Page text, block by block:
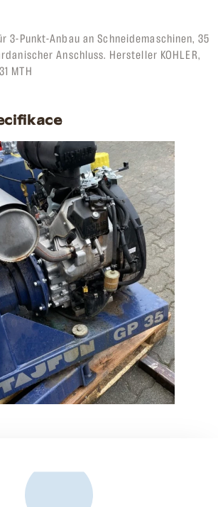
3-Punkt-Anbau an Schneidemaschinen, 35
Anschluss. Hersteller KOHLER,
MTH